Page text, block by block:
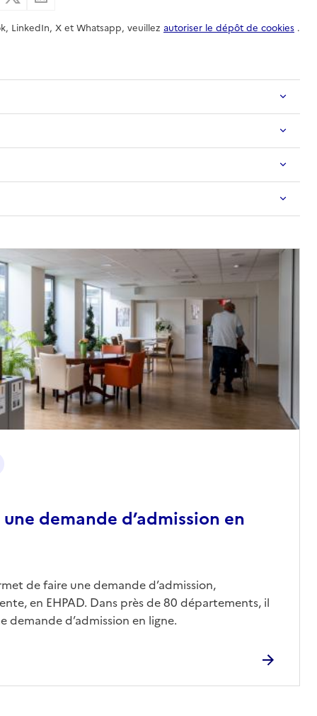
LinkedIn, X et Whatsapp, veuillez autoriser le dépôt de cookies .
demande d’admission en
de faire une demande d’admission,
en EHPAD. Dans près de 80 départements, il
demande d’admission en ligne.